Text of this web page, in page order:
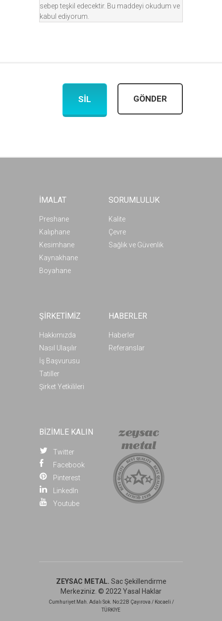
sebep teşkil edecektir. Bu maddeyi okudum ve
kabul ediyorum.
SIL GÖNDER
İMALAT
Preshane
Kalıphane
Kesimhane
Kaynakhane
Boyahane
SORUMLULUK
Kalite
Çevre
Sağlık ve Güvenlik
ŞİRKETİMİZ
Hakkımızda
Nasıl Ulaşılır
İş Başvurusu
Tatiller
Şirket Yetkilileri
HABERLER
Haberler
Referanslar
BİZİMLE KALIN
Twitter
Facebook
Pinterest
LinkedIn
Youtube
ZEYSAC METAL. Sac Şekillendirme
Merkeziniz. © 2022 Yasal Haklar
Cumhuriyet Mah. Adalı Sok. No:22B Çayırova / Kocaeli /
TÜRKİYE